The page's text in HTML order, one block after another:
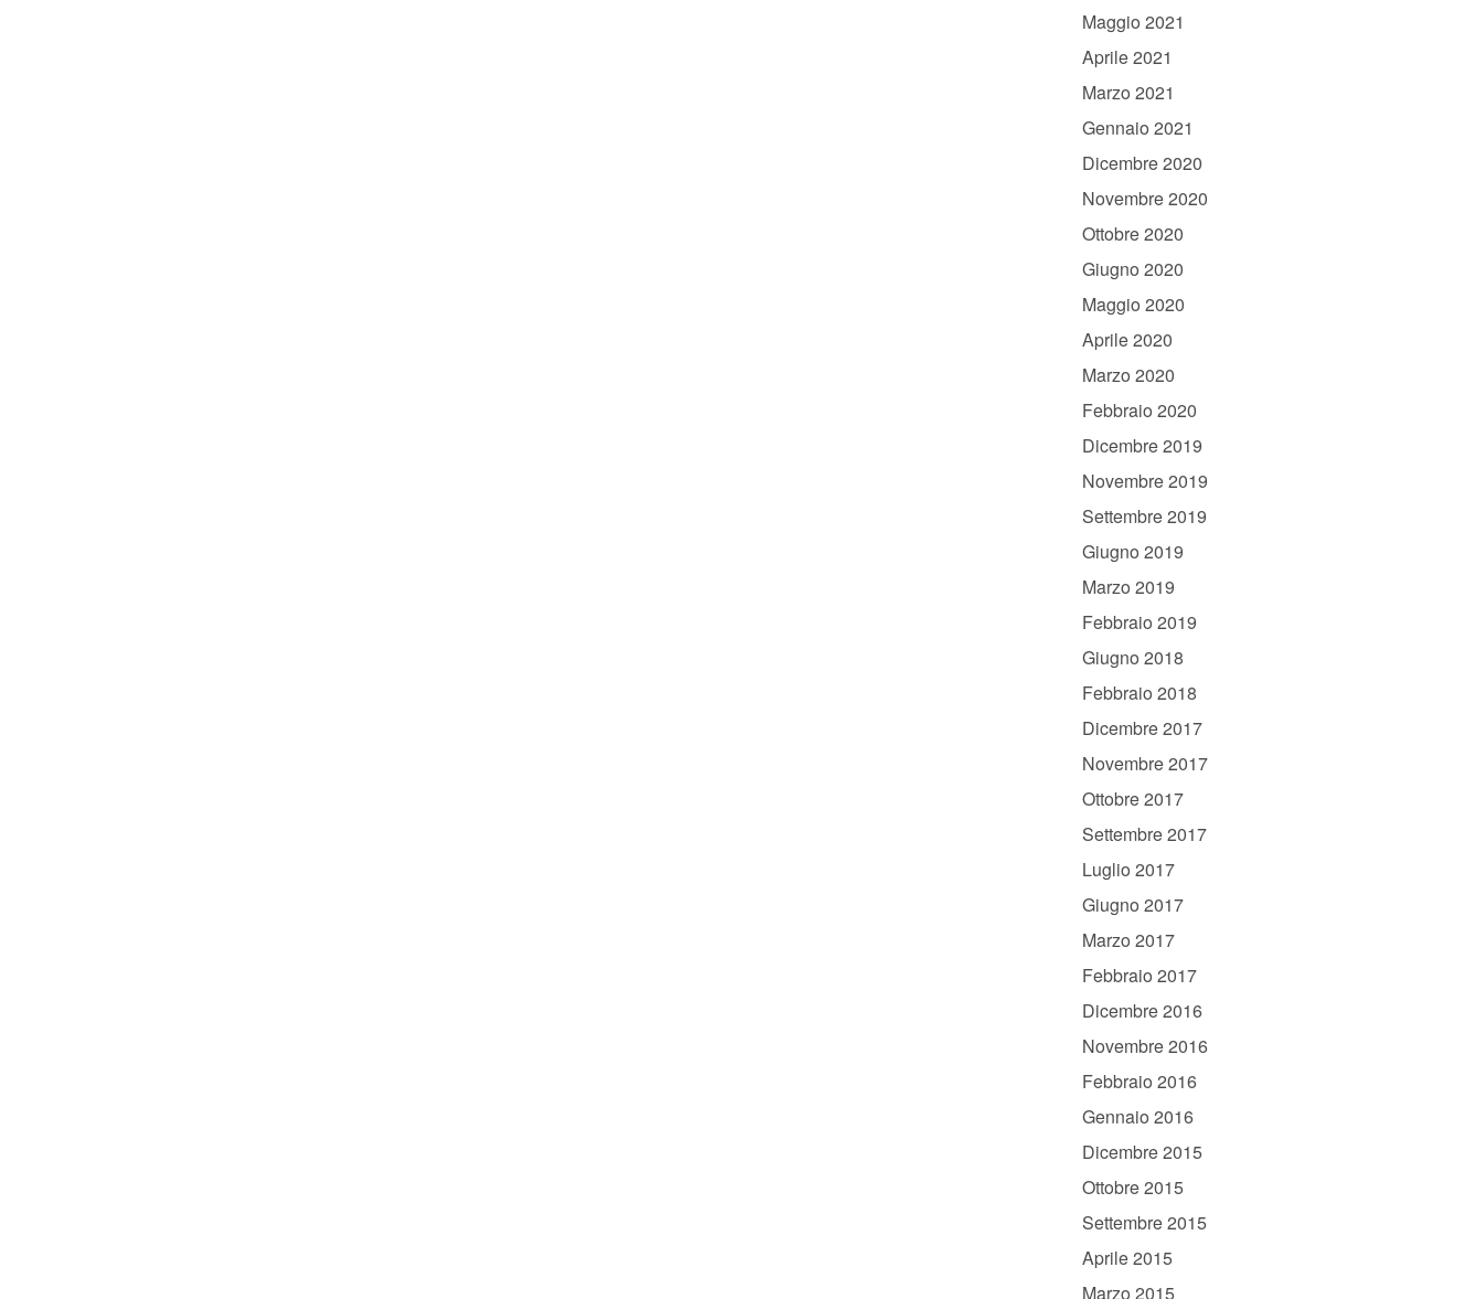
Maggio 2021
Aprile 2021
Marzo 2021
Gennaio 2021
Dicembre 2020
Novembre 2020
Ottobre 2020
Giugno 2020
Maggio 2020
Aprile 2020
Marzo 2020
Febbraio 2020
Dicembre 2019
Novembre 2019
Settembre 2019
Giugno 2019
Marzo 2019
Febbraio 2019
Giugno 2018
Febbraio 2018
Dicembre 2017
Novembre 2017
Ottobre 2017
Settembre 2017
Luglio 2017
Giugno 2017
Marzo 2017
Febbraio 2017
Dicembre 2016
Novembre 2016
Febbraio 2016
Gennaio 2016
Dicembre 2015
Ottobre 2015
Settembre 2015
Aprile 2015
Marzo 2015